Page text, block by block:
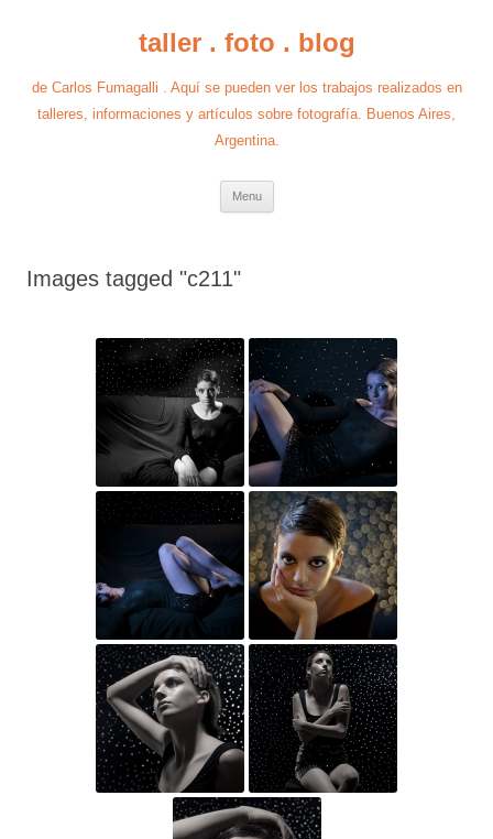
taller . foto . blog
de Carlos Fumagalli . Aquí se pueden ver los trabajos realizados en
talleres, informaciones y artículos sobre fotografía. Buenos Aires,
Argentina.
Menu
Images tagged "c211"